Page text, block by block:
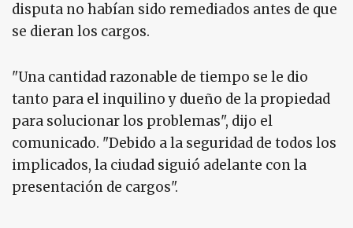
disputa no habían sido remediados antes de que
se dieran los cargos.
"Una cantidad razonable de tiempo se le dio
tanto para el inquilino y dueño de la propiedad
para solucionar los problemas", dijo el
comunicado. "Debido a la seguridad de todos los
implicados, la ciudad siguió adelante con la
presentación de cargos".